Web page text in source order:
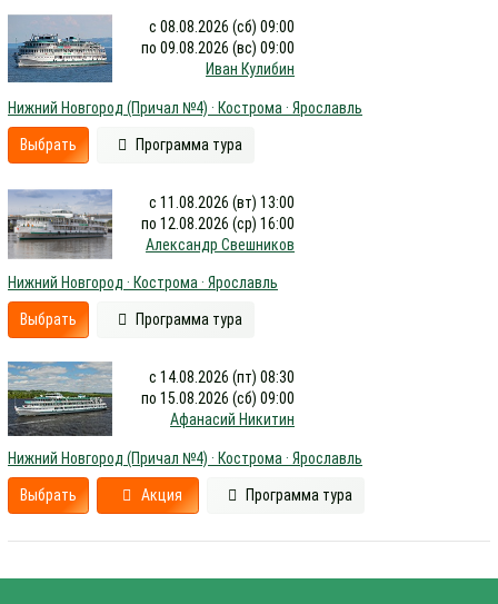
с 08.08.2026 (сб) 09:00
по 09.08.2026 (вс) 09:00
Иван Кулибин
Нижний Новгород (Причал №4) · Кострома · Ярославль
Выбрать Программа тура
с 11.08.2026 (вт) 13:00
по 12.08.2026 (ср) 16:00
Александр Свешников
Нижний Новгород · Кострома · Ярославль
Выбрать Программа тура
с 14.08.2026 (пт) 08:30
по 15.08.2026 (сб) 09:00
Афанасий Никитин
Нижний Новгород (Причал №4) · Кострома · Ярославль
Выбрать Акция Программа тура